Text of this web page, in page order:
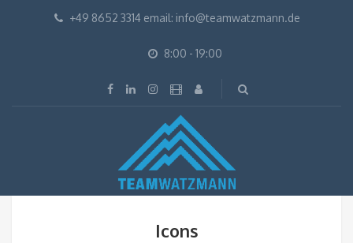
+49 8652 3314 email: info@teamwatzmann.de
8:00 - 19:00
Icons